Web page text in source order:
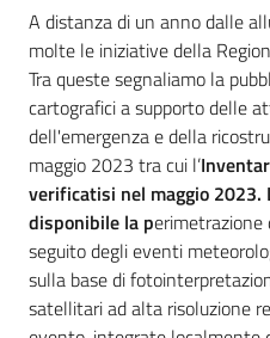
Seguici
su
Introduzione
A distanza di un anno dalle
molte le iniziative della
Tra queste segnaliamo la
cartografici a supporto delle
dell'emergenza e della
maggio 2023 tra cui l’
verificatisi nel maggio 2023.
disponibile la p
seguito degli eventi
sulla base di
satellitari ad alta risoluzione